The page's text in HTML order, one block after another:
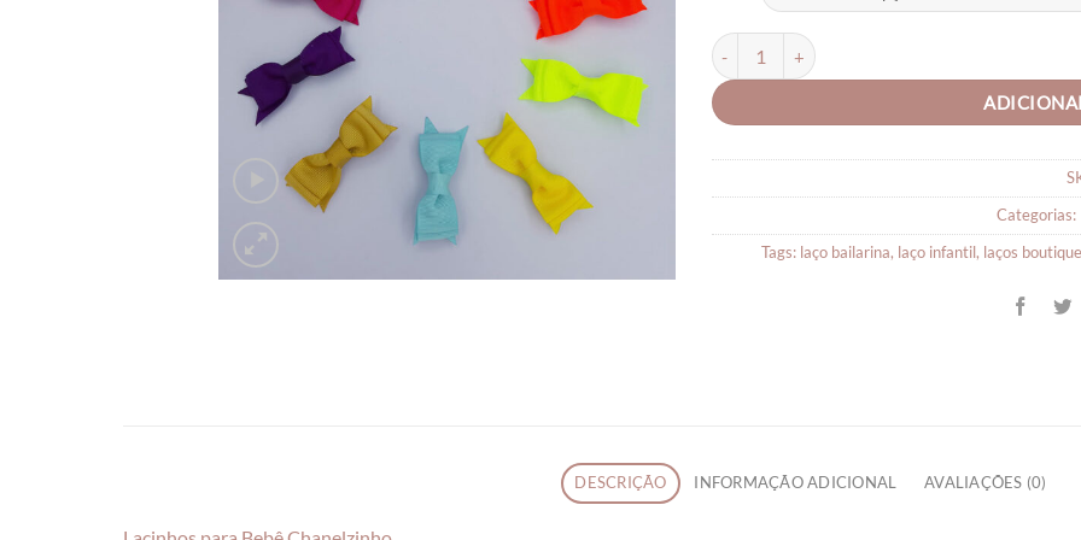
Lacinhos para Bebê Chanelzinho quantidade
Categorias:
Tags: laço bailarina, laço infantil, laços
DESCRIÇÃO INFORMAÇÃO ADICIONAL AVALIAÇÕES (0)